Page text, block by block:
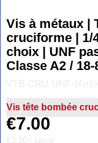
Vis à métaux |
cruciforme | 1/
choix | UNF
Classe A2 / 18-
Vis tête bombée
€7.00